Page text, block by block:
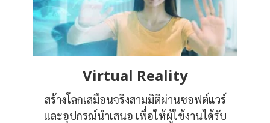
Virtual Reality
สร้างโลกเสมือนจริงสามมิติผ่านซอฟต์แวร์
และอุปกรณ์นำเสนอ เพื่อให้ผู้ใช้งานได้รับ